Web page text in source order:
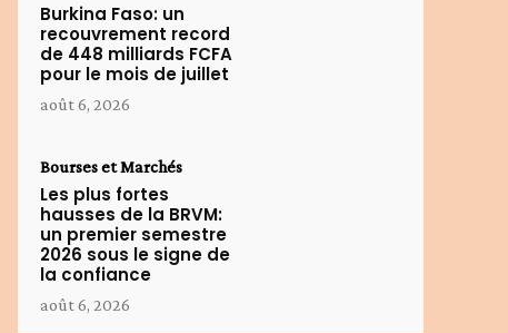
Burkina Faso: un
recouvrement record
de 448 milliards FCFA
pour le mois de juillet
août 6, 2026
Bourses et Marchés
Les plus fortes
hausses de la BRVM:
un premier semestre
2026 sous le signe de
la confiance
août 6, 2026